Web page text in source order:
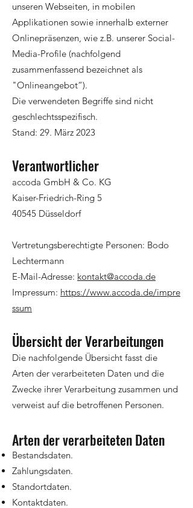
unseren Webseiten, in mobilen
Applikationen sowie innerhalb externer
Onlinepräsenzen, wie z.B. unserer Social-
Media-Profile (nachfolgend
zusammenfassend bezeichnet als
"Onlineangebot“).
Die verwendeten Begriffe sind nicht
geschlechtsspezifisch.
Stand: 29. März 2023
Verantwortlicher
accoda GmbH & Co. KG
Kaiser-Friedrich-Ring 5
40545 Düsseldorf
Vertretungsberechtigte Personen: Bodo
Lechtermann
E-Mail-Adresse: kontakt@accoda.de
Impressum: https://www.accoda.de/impre
ssum
Übersicht der Verarbeitungen
Die nachfolgende Übersicht fasst die
Arten der verarbeiteten Daten und die
Zwecke ihrer Verarbeitung zusammen und
verweist auf die betroffenen Personen.
Arten der verarbeiteten Daten
Bestandsdaten.
Zahlungsdaten.
Standortdaten.
Kontaktdaten.